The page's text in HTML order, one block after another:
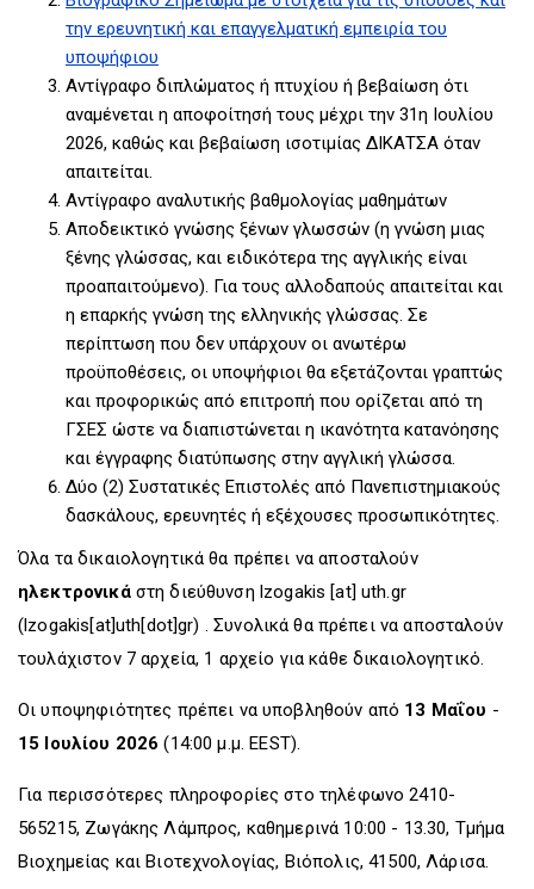
την ερευνητική και επαγγελματική εμπειρία του
υποψήφιου
Αντίγραφο διπλώματος ή πτυχίου ή βεβαίωση ότι
αναμένεται η αποφοίτησή τους μέχρι την 31η Ιουλίου
2026, καθώς και βεβαίωση ισοτιμίας ΔΙΚΑΤΣΑ όταν
απαιτείται.
Αντίγραφο αναλυτικής βαθμολογίας μαθημάτων
Αποδεικτικό γνώσης ξένων γλωσσών (η γνώση μιας
ξένης γλώσσας, και ειδικότερα της αγγλικής είναι
προαπαιτούμενο). Για τους αλλοδαπούς απαιτείται και
η επαρκής γνώση της ελληνικής γλώσσας. Σε
περίπτωση που δεν υπάρχουν οι ανωτέρω
προϋποθέσεις, οι υποψήφιοι θα εξετάζονται γραπτώς
και προφορικώς από επιτροπή που ορίζεται από τη
ΓΣΕΣ ώστε να διαπιστώνεται η ικανότητα κατανόησης
και έγγραφης διατύπωσης στην αγγλική γλώσσα.
Δύο (2) Συστατικές Επιστολές από Πανεπιστημιακούς
δασκάλους, ερευνητές ή εξέχουσες προσωπικότητες.
Όλα τα δικαιολογητικά θα πρέπει να αποσταλούν
ηλεκτρονικάστη διεύθυνση lzogakis [at]uth.gr
(lzogakis[at]uth[dot]gr) . Συνολικά θα πρέπει να αποσταλούν
τουλάχιστον 7 αρχεία, 1 αρχείο για κάθε δικαιολογητικό.
Οι υποψηφιότητες πρέπει να υποβληθούν από 13 Μαΐου -
15 Ιουλίου 2026 (14:00 μ.μ. EEST).
Για περισσότερες πληροφορίες στο τηλέφωνο 2410-
565215, Ζωγάκης Λάμπρος, καθημερινά 10:00 - 13.30, Τμήμα
Βιοχημείας και Βιοτεχνολογίας, Βιόπολις, 41500, Λάρισα.